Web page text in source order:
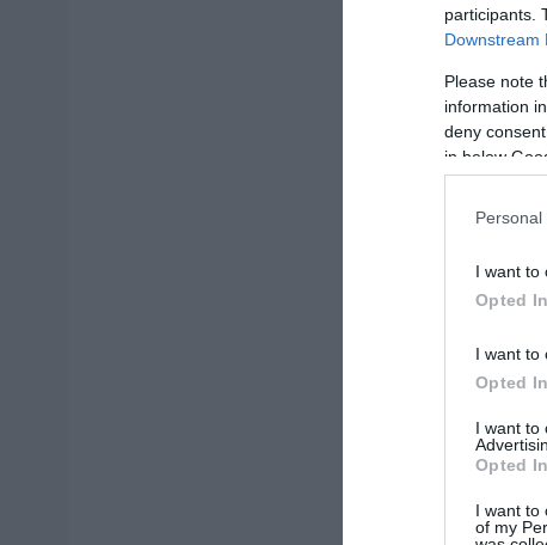
participants.
Downstream
Please note
information
deny
in below
I want to
Opted In
I want to
Opted In
I want to
Opted In
I want to
of my